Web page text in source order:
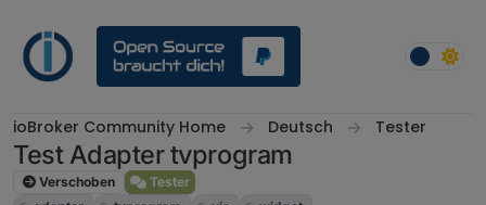
ioBroker Community Home Deutsch Tester
Test Adapter tvprogram
Verschoben
Tester